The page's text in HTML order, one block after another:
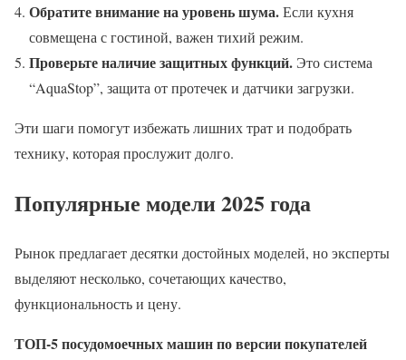
Обратите внимание на уровень шума.Если кухня
совмещена с гостиной, важен тихий режим.
Проверьте наличие защитных функций. Это система
“AquaStop”, защита от протечек и датчики загрузки.
Эти шаги помогут избежать лишних трат и подобрать
технику, которая прослужит долго.
Популярные модели 2025 года
Рынок предлагает десятки достойных моделей, но эксперты
выделяют несколько, сочетающих качество,
функциональность и цену.
ТОП-5 посудомоечных машин по версии покупателей